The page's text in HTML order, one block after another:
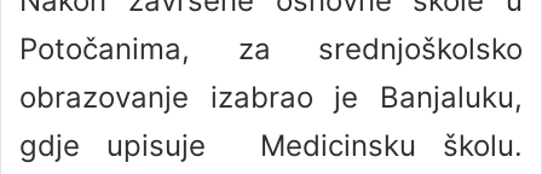
Potočanima, za srednjoškolsko
obrazovanje izabrao je Banjaluku,
gdje upisuje Medicinsku školu.